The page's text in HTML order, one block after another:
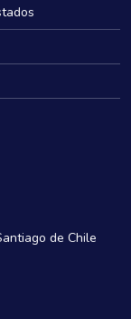
de Chile